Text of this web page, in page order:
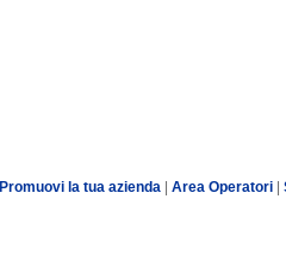
Promuovi la tua azienda Area Operatori